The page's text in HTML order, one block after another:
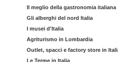
Il meglio della gastronomia italiana
Gli alberghi del nord Italia
I musei d'Italia
Agriturismo in Lombardia
Outlet, spacci e factory store in
Le Terme in Italia